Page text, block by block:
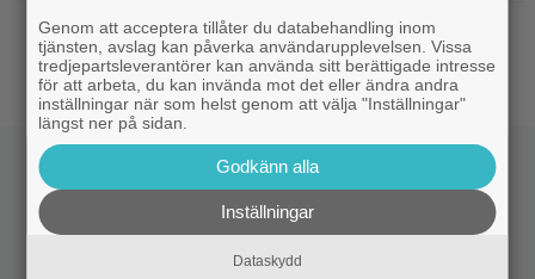
Dokumentär|Från skaparen av ”Tiger King”:
HBO-dokumentär om reptilsmuggling hyllas
Genom att acceptera tillåter du databehandling inom
tjänsten, avslag kan påverka användarupplevelsen. Vissa
tredjepartsleverantörer kan använda sitt berättigade intresse
för att arbeta, du kan invända mot det eller ändra andra
inställningar när som helst genom att välja "Inställningar"
längst ner på sidan.
Godkänn alla
Inställningar
Dataskydd